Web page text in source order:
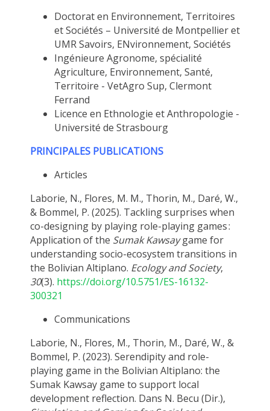
Doctorat en Environnement, Territoires
et Sociétés – Université de Montpellier et
UMR Savoirs, ENvironnement, Sociétés
Ingénieure Agronome, spécialité
Agriculture, Environnement, Santé,
Territoire - VetAgro Sup, Clermont
Ferrand
Licence en Ethnologie et Anthropologie -
Université de Strasbourg
PRINCIPALES PUBLICATIONS
Articles
Laborie, N., Flores, M. M., Thorin, M., Daré, W.,
& Bommel, P. (2025). Tackling surprises when
co-designing by playing role-playing games :
Application of the Sumak Kawsaygame for
understanding socio-ecosystem transitions in
the Bolivian Altiplano. Ecology and Society,
30(3). https://doi.org/10.5751/ES-16132-
300321
Communications
Laborie, N., Flores, M., Thorin, M., Daré, W., &
Bommel, P. (2023). Serendipity and role-
playing game in the Bolivian Altiplano: the
Sumak Kawsay game to support local
development reflection. Dans N. Becu (Dir.),